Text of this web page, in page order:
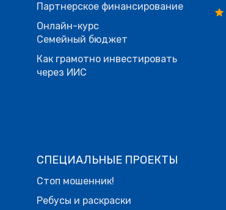
Партнерское финансирование
Онлайн-курс
Семейный бюджет
Как грамотно инвестировать
через ИИС
СПЕЦИАЛЬНЫЕ ПРОЕКТЫ
Стоп мошенник!
Ребусы и раскраски